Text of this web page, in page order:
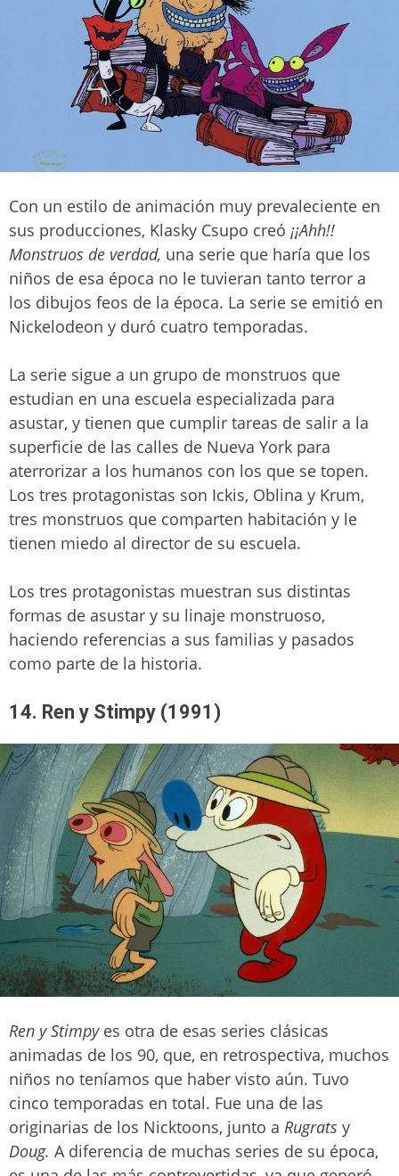
Con un estilo de animación muy prevaleciente en
sus producciones, Klasky Csupo creó ¡¡Ahh!!
Monstruos de verdad, una serie que haría que los
niños de esa época no le tuvieran tanto terror a
los dibujos feos de la época. La serie se emitió en
Nickelodeon y duró cuatro temporadas.
La serie sigue a un grupo de monstruos que
estudian en una escuela especializada para
asustar, y tienen que cumplir tareas de salir a la
superficie de las calles de Nueva York para
aterrorizar a los humanos con los que se topen.
Los tres protagonistas son Ickis, Oblina y Krum,
tres monstruos que comparten habitación y le
tienen miedo al director de su escuela.
Los tres protagonistas muestran sus distintas
formas de asustar y su linaje monstruoso,
haciendo referencias a sus familias y pasados
como parte de la historia.
14. Ren y Stimpy (1991)
Ren y Stimpyes otra de esas series clásicas
animadas de los 90, que, en retrospectiva, muchos
niños no teníamos que haber visto aún. Tuvo
cinco temporadas en total. Fue una de las
originarias de los Nicktoons, junto a Rugrats y
Doug. A diferencia de muchas series de su época,